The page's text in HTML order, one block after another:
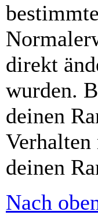
direkt
wurden.
deinen
deinen
Nach